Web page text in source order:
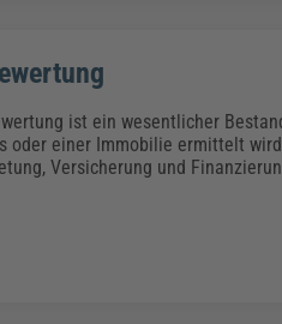
ist ein wesentlicher
oder einer Immobilie ermittelt
Versicherung und